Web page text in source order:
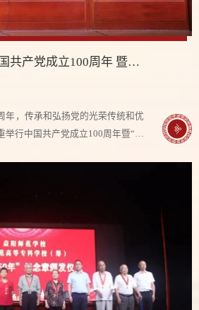
我校隆重举行庆祝中国共产党成立100周年 暨“七一”表彰大会
年，传承和弘扬党的光荣传统和优
举行中国共产党成立100周年暨“七